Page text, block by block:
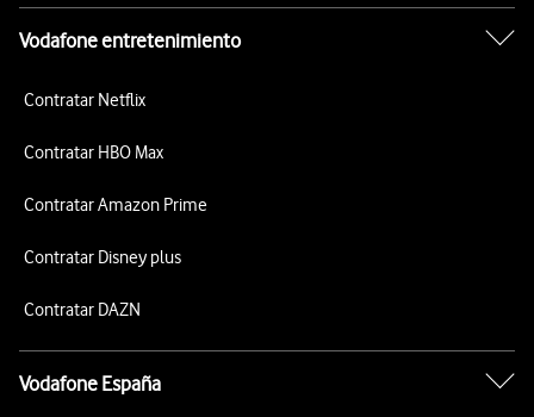
Vodafone entretenimiento
Contratar Netflix
Contratar HBO Max
Contratar Amazon Prime
Contratar Disney plus
Contratar DAZN
Vodafone España